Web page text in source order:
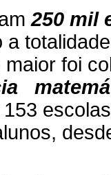
250 mil
a
foi